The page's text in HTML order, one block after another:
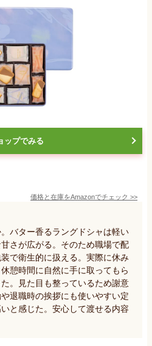
ップでみる
価格と在庫をAmazonでチェック >>
バター香るラングドシャは軽い
さが広がる。そのため職場で配
で衛生的に扱える。実際に休み
憩時間に自然に手に取ってもら
。見た目も整っているため謝意
退職時の挨拶にも使いやすい定
と感じた。安心して渡せる内容